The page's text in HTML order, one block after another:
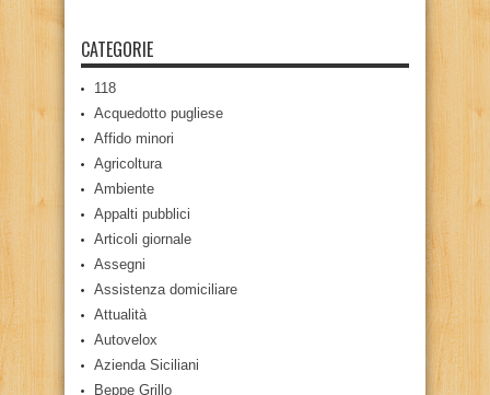
CATEGORIE
118
Acquedotto pugliese
Affido minori
Agricoltura
Ambiente
Appalti pubblici
Articoli giornale
Assegni
Assistenza domiciliare
Attualità
Autovelox
Azienda Siciliani
Beppe Grillo